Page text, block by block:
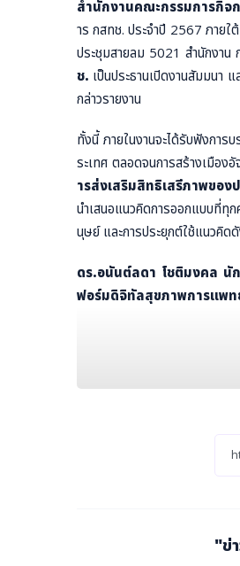
สำนักงานคณะกรรมการกิจ
าร กสทช. ประจำปี 2567 ภาย
ประชุมสายลม 5021 สำนักงาน
ช. เป็นประธานเปิดงานสัมมนา แ
กล่าวรายงาน
ทั้งนี้ ภายในงานจะได้รับฟังการ
ระเทศ ตลอดจนการสร้างเมือง
ารส่งเสริมสิทธิเสรีภาพของ
นำเสนอแนวคิดการออกแบบที่ทุ
นุษย์ และการประยุกต์ใช้แนวคิด
ดร.อนันต์ลดา โชติมงคล นั
ฟอร์มดิจิทัลสุขภาพการแพท
ารเข้าถึงสารสนเทศและการสื่
"ข่